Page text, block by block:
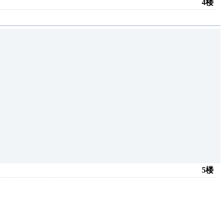
4楼
5楼